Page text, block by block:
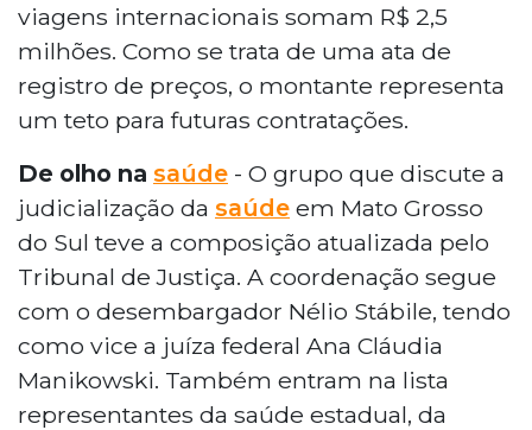
viagens internacionais somam R$ 2,5
milhões. Como se trata de uma ata de
registro de preços, o montante representa
um teto para futuras contratações.
De olho na saúde - O grupo que discute a
judicialização da saúde em Mato Grosso
do Sul teve a composição atualizada pelo
Tribunal de Justiça. A coordenação segue
com o desembargador Nélio Stábile, tendo
como vice a juíza federal Ana Cláudia
Manikowski. Também entram na lista
representantes da saúde estadual, da